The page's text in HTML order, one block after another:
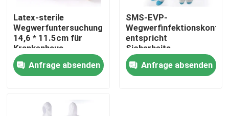
Fälle
Fordern Sie ein Zitat
Hauptsauerstoff-Verdichter
Latex-sterile
Wegwerfuntersuchungshandschuhe
14,6 * 11.5cm für
Krankenhaus
Anfrage absenden
SMS-EVP-
entspricht
Sicherheits-
schützendem
chirurgischem
Isolierungs-Kleid
Anfrage absenden